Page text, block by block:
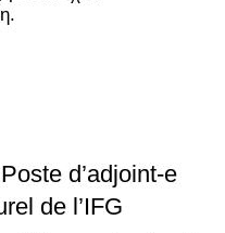
d’adjoint-e
de l’IFG